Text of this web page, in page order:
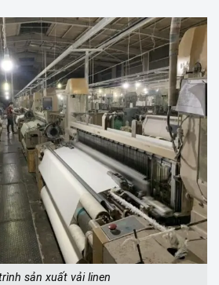
sản xuất vải linen